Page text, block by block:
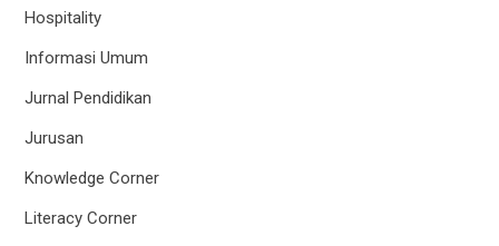
Hospitality
Informasi Umum
Jurnal Pendidikan
Jurusan
Knowledge Corner
Literacy Corner